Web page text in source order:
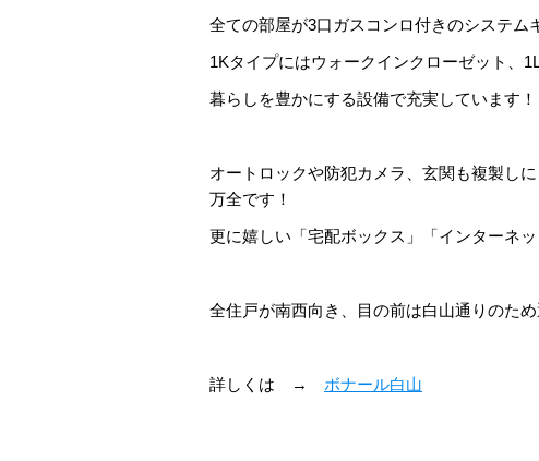
全ての部屋が3口ガスコンロ付きのシステム
1Kタイプにはウォークインクローゼット、
暮らしを豊かにする設備で充実しています！
オートロックや防犯カメラ、玄関も複製し
万全です！
更に嬉しい「宅配ボックス」「インターネ
全住戸が南西向き、目の前は白山通りのた
詳しくは → ボナール白山